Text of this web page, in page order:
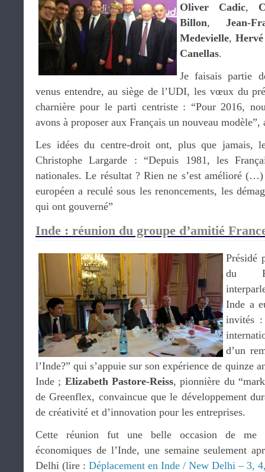
Oliver Cadic,
Billon, Jean-
Medevielle,
Canellas.
Je faisais partie
venus entendre, au siège de l’UDI, les vœux du
charnière pour le parti centriste : “Pour 2016,
avons à proposer aux Français un nouveau
Les idées du centre-droit ont, plus que jamais,
Christophe Largarde : “Depuis 1981, les
nationales. Le résultat ? Rien ne s’est amélioré (…)
européen a reculé sous les renoncements, les
qui ont gouverné”
Inde : réunion du groupe d’amitié
Présidé
du
Inde a
invités
d’un
l’Inde?” qui s’appuie sur son expérience de quinze
Inde ; Elizabeth Pastore-Reiss, pionnière du
de Greenflex, convaincue que le développement
de créativité et d’innovation pour les entreprises.
Cette réunion fut une belle occasion de me
économiques de l’Inde, une semaine seulement
Delhi (lire : Déplacement en Inde / New Delhi – 3,